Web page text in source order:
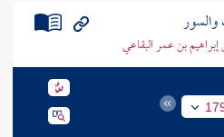
والسور
بن عمر البقاعي